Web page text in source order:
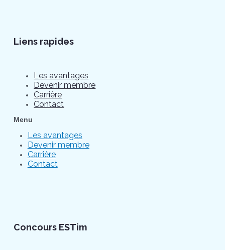
Liens rapides
Les avantages
Devenir membre
Carrière
Contact
Menu
Les avantages
Devenir membre
Carrière
Contact
Concours ESTim